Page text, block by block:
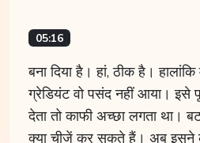
05:16
बना दिया है। हां, ठीक है।
ग्रेडियंट वो पसंद नहीं आया। इसे
देता तो काफी अच्छा लगता था।
क्या चीजें कर सकते हैं। अब इसने